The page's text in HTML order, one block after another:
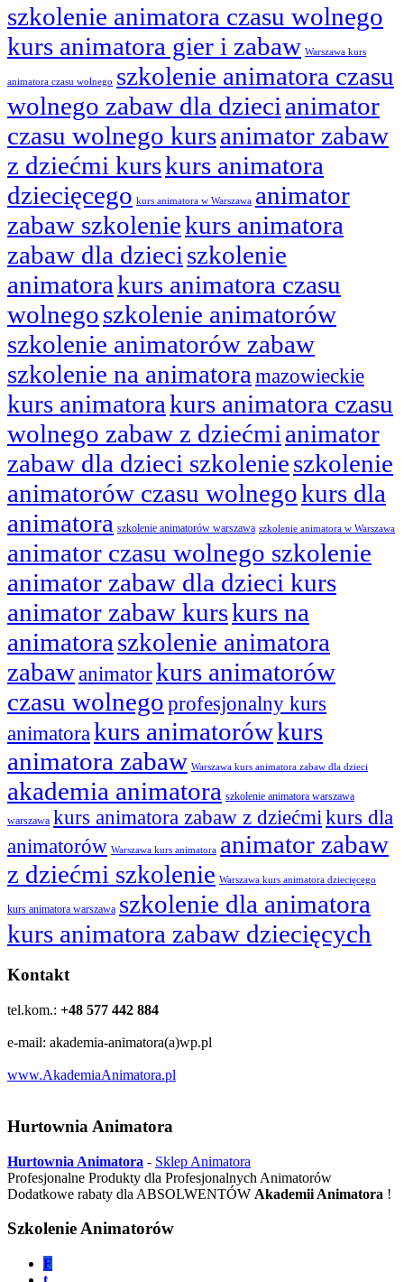
szkolenie animatora czasu wolnego
kurs animatora gier i zabaw Warszawa kurs
animatora czasu wolnego szkolenie animatora czasu
wolnego zabaw dla dzieci animator
czasu wolnego kursanimator zabaw
z dziećmi kurskurs animatora
dziecięcego kurs animatora w Warszawa animator
zabaw szkoleniekurs animatora
zabaw dla dzieci szkolenie
animatorakurs animatora czasu
wolnegoszkolenie animatorów
szkolenie animatorów zabaw
szkolenie na animatora mazowieckie
kurs animatorakurs animatora czasu
wolnego zabaw z dziećmi animator
zabaw dla dzieci szkolenieszkolenie
animatorów czasu wolnegokurs dla
animatora szkolenie animatorów warszawa szkolenie animatora w Warszawa
animator czasu wolnego szkolenie
animator zabaw dla dzieci kurs
animator zabaw kurskurs na
animatora szkolenie animatora
zabawanimatorkurs animatorów
czasu wolnego profesjonalny kurs
animatora kurs animatorówkurs
animatora zabaw Warszawa kurs animatora zabaw dla dzieci
akademia animatora szkolenie animatora warszawa
warszawa kurs animatora zabaw z dziećmi kurs dla
animatorów Warszawa kurs animatora animator zabaw
z dziećmi szkolenie Warszawa kurs animatora dziecięcego
kurs animatora warszawa szkolenie dla animatora
kurs animatora zabaw dziecięcych
Kontakt
tel.kom.: +48 577 442 884
e-mail: akademia-animatora(a)wp.pl
www.AkademiaAnimatora.pl
Hurtownia Animatora
Hurtownia Animatora - Sklep Animatora
Profesjonalne Produkty dla Profesjonalnych Animatorów
Dodatkowe rabaty dla ABSOLWENTÓW Akademii Animatora !
Szkolenie Animatorów
F